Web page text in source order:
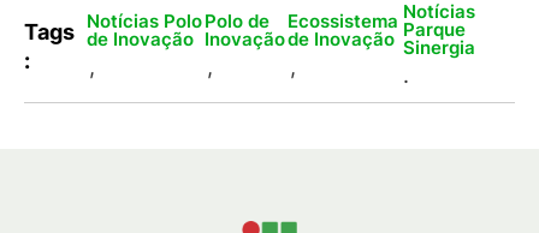
Tags
:
Notícias Polo
de Inovação
,
Polo de
Inovação
,
Ecossistema
de Inovação
,
Notícias
Parque
Sinergia
.